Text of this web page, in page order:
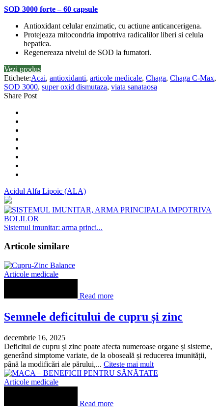
SOD 3000 forte – 60 capsule
Antioxidant celular enzimatic, cu actiune anticancerigena.
Protejeaza mitocondria impotriva radicalilor liberi si celula
hepatica.
Regenereaza nivelul de SOD la fumatori.
Vezi produs
Etichete:Acai, antioxidanti, articole medicale, Chaga, Chaga C-Max,
SOD 3000, super oxid dismutaza, viata sanataosa
Share Post
Acidul Alfa Lipoic (ALA)
Sistemul imunitar: arma princi...
Articole similare
Articole medicale
Read more
Semnele deficitului de cupru și zinc
decembrie 16, 2025
Deficitul de cupru și zinc poate afecta numeroase organe și sisteme,
generând simptome variate, de la oboseală și reducerea imunității,
până la modificări ale părului,... Citeste mai mult
Articole medicale
Read more